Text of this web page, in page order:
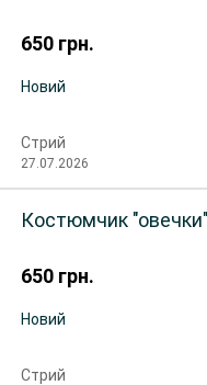
650 грн.
Новий
Стрий
27.07.2026
650 грн.
Костюмчик
Новий
Стрий